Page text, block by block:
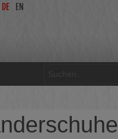
DE EN